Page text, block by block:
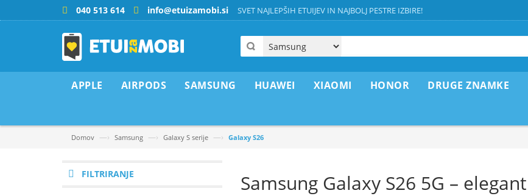
040 513 614 info@etuizamobi.si SVET NAJLEPŠIH ETUIJEV IN NAJBOLJ PESTRE IZBIRE!
APPLE AIRPODS SAMSUNG HUAWEI XIAOMI HONOR DRUGE ZNAMKE
Domov —› Samsung —› Galaxy S serije —› Galaxy S26
Samsung Galaxy S26 5G –
FILTRIRANJE